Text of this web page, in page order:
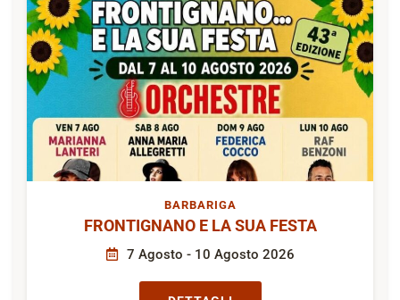
BARBARIGA
FRONTIGNANO E LA SUA FESTA
7 Agosto - 10 Agosto 2026